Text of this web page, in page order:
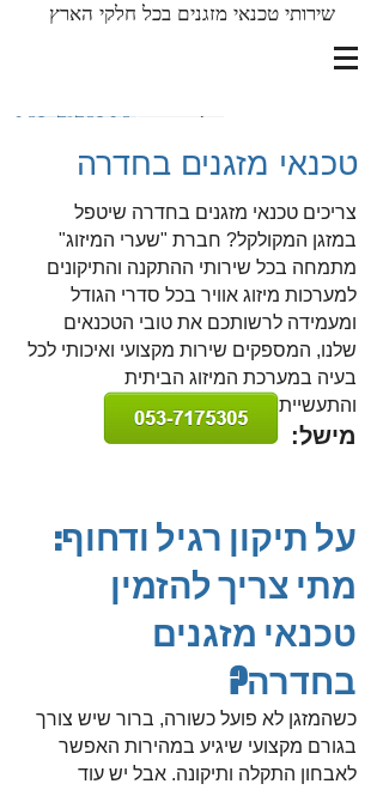
שירותי טכנאי מזגנים בכל חלקי הארץ
053-7175305 מישל אברהם
טכנאי מזגנים בחדרה
צריכים טכנאי מזגנים בחדרה שיטפל
במזגן המקולקל? חברת "שערי המיזוג"
מתמחה בכל שירותי ההתקנה והתיקונים
למערכות מיזוג אוויר בכל סדרי הגודל
ומעמידה לרשותכם את טובי הטכנאים
שלנו, המספקים שירות מקצועי ואיכותי לכל
בעיה במערכת המיזוג הביתית
והתעשייתית.
מישל:
על תיקון רגיל ודחוף:
מתי צריך להזמין
טכנאי מזגנים
בחדרה?
כשהמזגן לא פועל כשורה, ברור שיש צורך
בגורם מקצועי שיגיע במהירות האפשר
לאבחון התקלה ותיקונה. אבל יש עוד